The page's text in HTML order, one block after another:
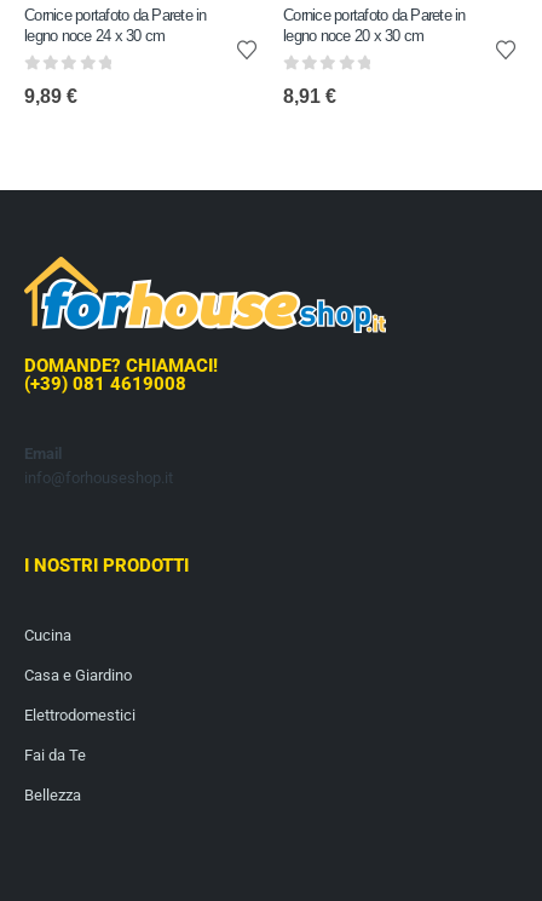
Cornice portafoto da Parete in
legno noce 24 x 30 cm
9,89 €
Cornice portafoto da Parete in
legno noce 20 x 30 cm
8,91 €
DOMANDE? CHIAMACI!
(+39) 081 4619008
Email
info@forhouseshop.it
I NOSTRI PRODOTTI
Cucina
Casa e Giardino
Elettrodomestici
Fai da Te
Bellezza